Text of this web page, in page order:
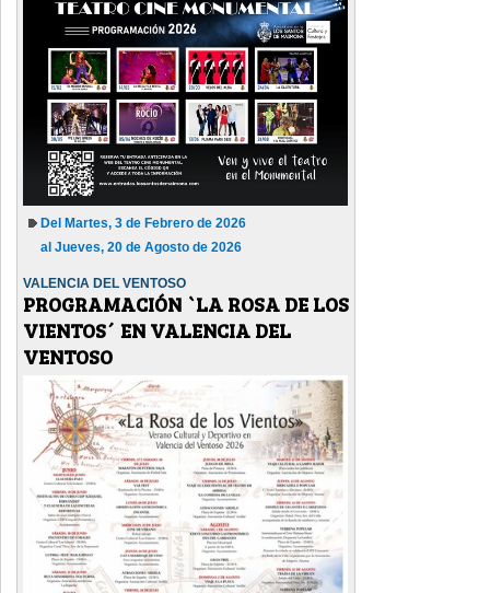
Del Martes, 3 de Febrero de 2026
al Jueves, 20 de Agosto de 2026
VALENCIA DEL VENTOSO
PROGRAMACIÓN `LA ROSA DE LOS
VIENTOS´ EN VALENCIA DEL
VENTOSO